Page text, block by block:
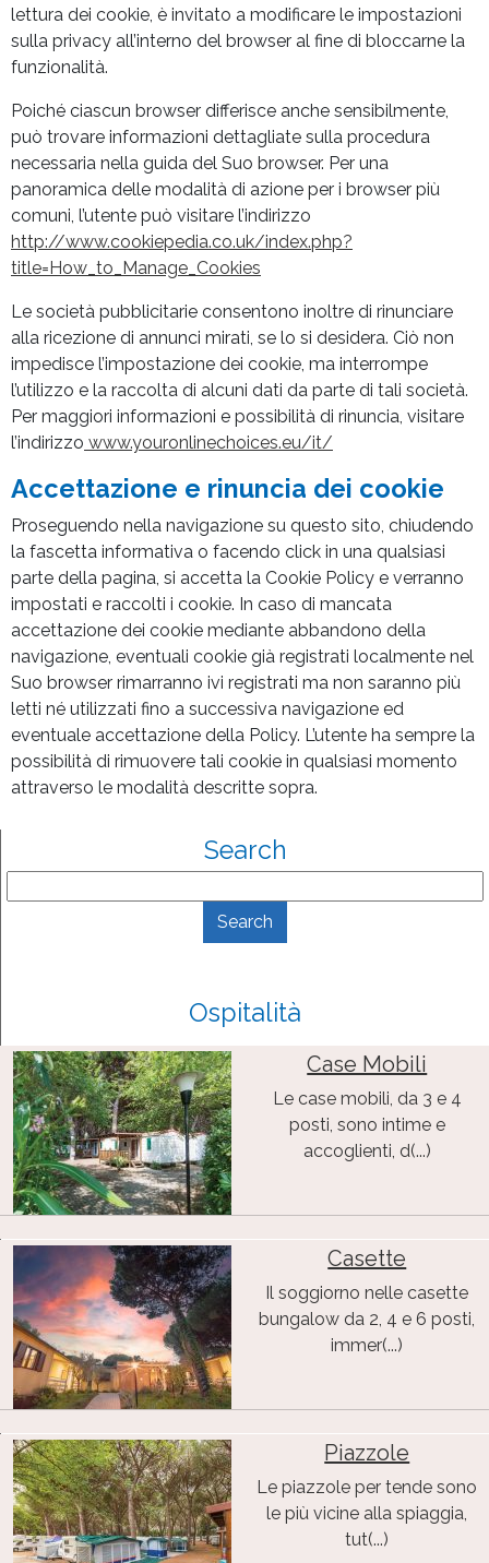
lettura dei cookie, è invitato a modificare le impostazioni
sulla privacy all’interno del browser al fine di bloccarne la
funzionalità.
Poiché ciascun browser differisce anche sensibilmente,
può trovare informazioni dettagliate sulla procedura
necessaria nella guida del Suo browser. Per una
panoramica delle modalità di azione per i browser più
comuni, l’utente può visitare l’indirizzo
http://www.cookiepedia.co.uk/index.php?
title=How_to_Manage_Cookies
Le società pubblicitarie consentono inoltre di rinunciare
alla ricezione di annunci mirati, se lo si desidera. Ciò non
impedisce l’impostazione dei cookie, ma interrompe
l’utilizzo e la raccolta di alcuni dati da parte di tali società.
Per maggiori informazioni e possibilità di rinuncia, visitare
l’indirizzo www.youronlinechoices.eu/it/
Accettazione e rinuncia dei cookie
Proseguendo nella navigazione su questo sito, chiudendo
la fascetta informativa o facendo click in una qualsiasi
parte della pagina, si accetta la Cookie Policy e verranno
impostati e raccolti i cookie. In caso di mancata
accettazione dei cookie mediante abbandono della
navigazione, eventuali cookie già registrati localmente nel
Suo browser rimarranno ivi registrati ma non saranno più
letti né utilizzati fino a successiva navigazione ed
eventuale accettazione della Policy. L’utente ha sempre la
possibilità di rimuovere tali cookie in qualsiasi momento
attraverso le modalità descritte sopra.
Search
Ospitalità
Case Mobili
Le case mobili, da 3 e 4
posti, sono intime e
accoglienti, d(...)
Casette
Il soggiorno nelle casette
bungalow da 2, 4 e 6 posti,
immer(...)
Piazzole
Le piazzole per tende sono
le più vicine alla spiaggia,
tut(...)